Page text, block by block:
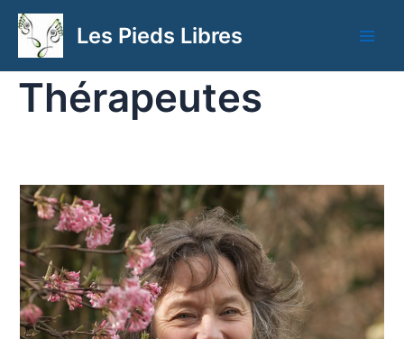
Aller
contenu
Les Pieds Libres
Thérapeutes